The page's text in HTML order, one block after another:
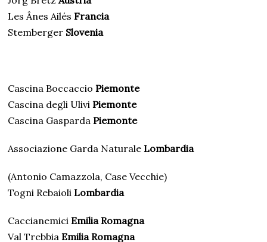
Les Ânes Ailés Francia
Stemberger Slovenia
Cascina Boccaccio Piemonte
Cascina degli Ulivi Piemonte
Cascina Gasparda Piemonte
Associazione Garda Naturale Lombardia
(Antonio Camazzola, Case Vecchie)
Togni Rebaioli Lombardia
Caccianemici Emilia Romagna
Val Trebbia Emilia Romagna